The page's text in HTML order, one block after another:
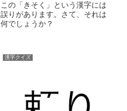
この「きそく」という漢字には
誤りがあります。さて、それは
何でしょうか？
漢字クイズ